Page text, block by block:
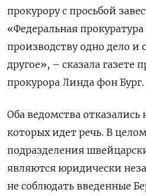
прокурору с просьбой
«Федеральная
производству одно дело и
другое», – сказала газете
прокурора Линда фон Бург.
Оба ведомства
которых идет речь. В
подразделения
являются юридически
не соблюдать введенные